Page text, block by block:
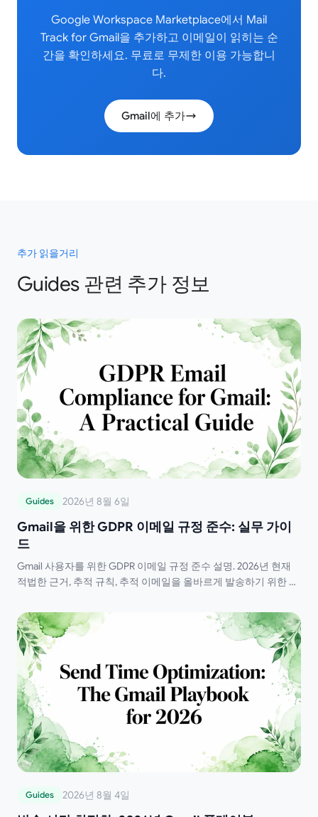
Google Workspace Marketplace에서 Mail
Track for Gmail을 추가하고 이메일이 읽히는 순
간을 확인하세요. 무료로 무제한 이용 가능합니
다.
Gmail에 추가
추가 읽을거리
Guides 관련 추가 정보
Guides 2026년 8월 6일
Gmail을 위한 GDPR 이메일 규정 준수: 실무 가이
드
Gmail 사용자를 위한 GDPR 이메일 규정 준수 설명. 2026년 현재
적법한 근거, 추적 규칙, 추적 이메일을 올바르게 발송하기 위한 실
Guides 2026년 8월 4일